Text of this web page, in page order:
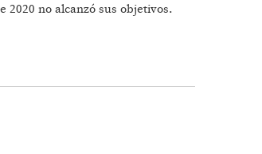
no alcanzó sus objetivos.